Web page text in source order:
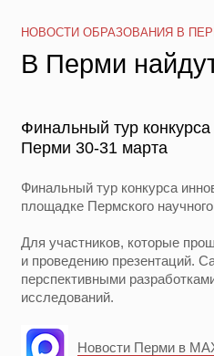
НОВОСТИ ОБРАЗОВАНИЯ В
В Перми
Финальный тур
Перми 30-31 марта
Финальный тур конкурса
площадке Пермского
Для участников, которые
и проведению презентаций.
перспективными
исследований.
Новости Перми в